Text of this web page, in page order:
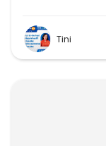
Tini